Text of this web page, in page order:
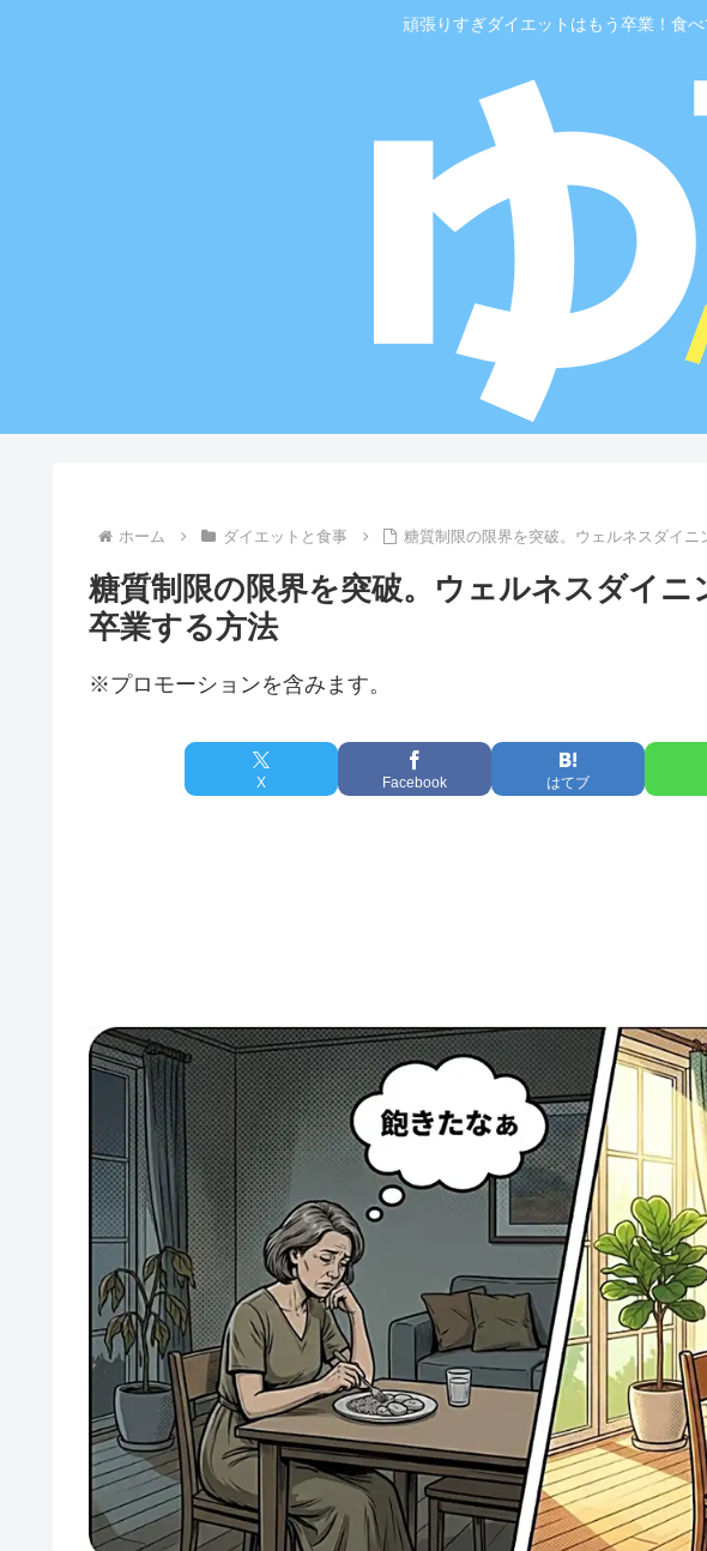
頑張りすぎダイエットはもう卒業！食
ホーム ダイエットと食事 糖質制限の限界を突破。ウェルネスダイ
糖質制限の限界を突破。ウェルネスダイニ
卒業する方法
※プロモーションを含みます。
X Facebook はてブ